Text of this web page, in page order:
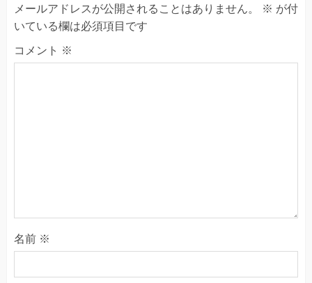
メールアドレスが公開されることはありません。 ※ が付
いている欄は必須項目です
コメント ※
名前 ※